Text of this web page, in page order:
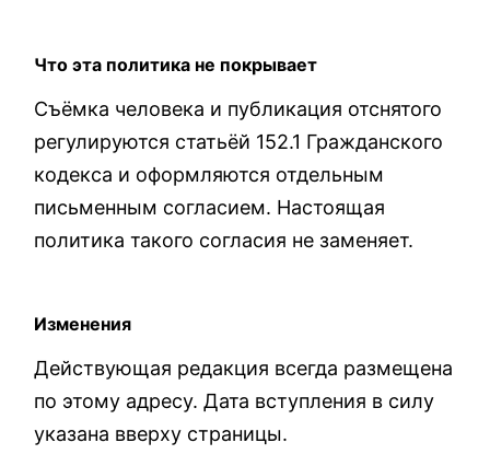
Что эта политика не покрывает
Съёмка человека и публикация отснятого
регулируются статьёй 152.1 Гражданского
кодекса и оформляются отдельным
письменным согласием. Настоящая
политика такого согласия не заменяет.
Изменения
Действующая редакция всегда размещена
по этому адресу. Дата вступления в силу
указана вверху страницы.